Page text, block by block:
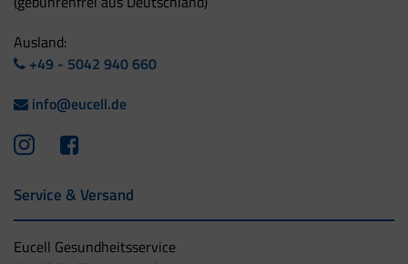
Ausland:
+49 - 5042 940 660
info@eucell.de
Service & Versand
Eucell Gesundheitsservice